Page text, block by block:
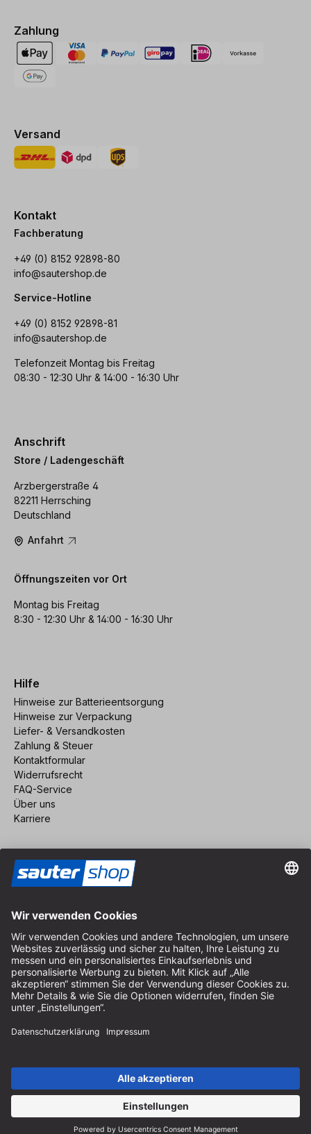
Zahlung
Versand
Kontakt
Fachberatung
+49 (0) 8152 92898-80
info@sautershop.de
Service-Hotline
+49 (0) 8152 92898-81
info@sautershop.de
Telefonzeit Montag bis Freitag
08:30 - 12:30 Uhr & 14:00 - 16:30 Uhr
Anschrift
Store / Ladengeschäft
Arzbergerstraße 4
82211 Herrsching
Deutschland
Anfahrt
Öffnungszeiten vor Ort
Montag bis Freitag
8:30 - 12:30 Uhr & 14:00 - 16:30 Uhr
Hilfe
Hinweise zur Batterieentsorgung
Hinweise zur Verpackung
Liefer- & Versandkosten
Zahlung & Steuer
Kontaktformular
Widerrufsrecht
FAQ-Service
Über uns
Karriere
Impressum
AGB
Datenschutz
Cookie-Einstellungen
© 2026 sauter GmbH
* kostenloser Versand ab 150 Euro Bestellwert innerhalb
Deutschlands für die Standard-Paketgrößen - ausgenommen
Sperrgut und Fracht
In Abh. des Lieferlandes kann die MwSt. an der Kasse variieren.